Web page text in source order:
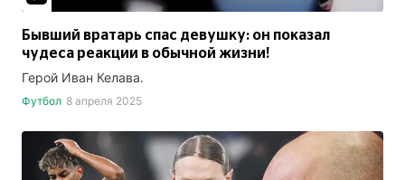
Бывший вратарь спас девушку: он показал
чудеса реакции в обычной жизни!
Герой Иван Келава.
Футбол 8 апреля 2025